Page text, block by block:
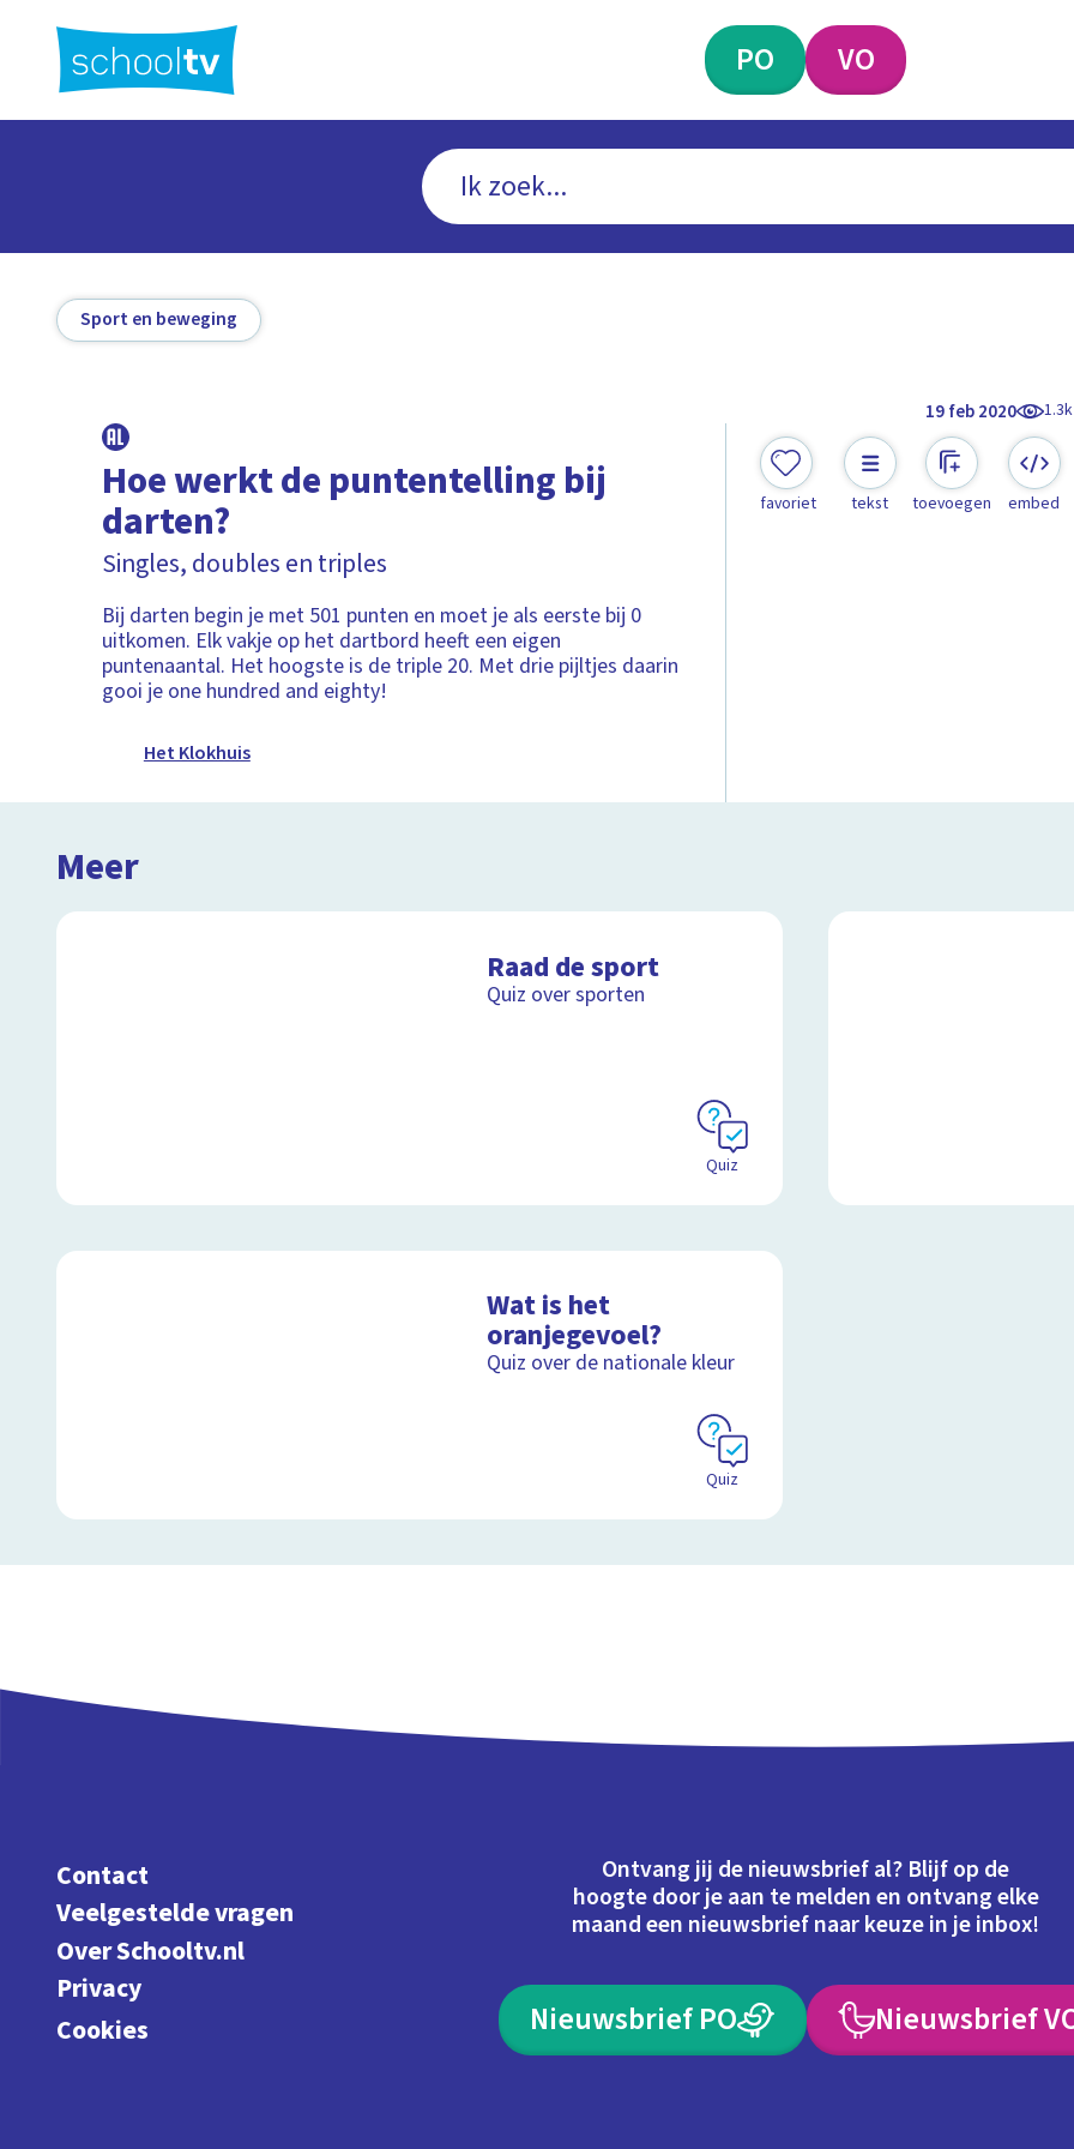
hoofdinhoud
PO VO
Sport en beweging
19 feb 2020 1.3k
Hoe werkt de puntentelling bij
darten?
Singles, doubles en triples
Bij darten begin je met 501 punten en moet je als eerste bij 0
uitkomen. Elk vakje op het dartbord heeft een eigen
puntenaantal. Het hoogste is de triple 20. Met drie pijltjes daarin
gooi je one hundred and eighty!
Het Klokhuis
favoriet tekst toevoegen embed
Meer
Raad de sport
Quiz over sporten
Quiz
Wat is het
oranjegevoel?
Quiz over de nationale kleur
Quiz
Contact
Veelgestelde vragen
Over Schooltv.nl
Privacy
Cookies
Ontvang jij de nieuwsbrief al? Blijf op de
hoogte door je aan te melden en ontvang elke
maand een nieuwsbrief naar keuze in je inbox!
Nieuwsbrief PO Nieuwsbrief